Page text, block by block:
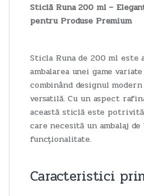
Sticlă Runa 200 ml –
pentru Produse Premium
Sticla Runa de 200 ml este
ambalarea unei game
combinând designul
versatilă. Cu un aspect
această sticlă este
care necesită un ambalaj
funcționalitate.
Caracteristici